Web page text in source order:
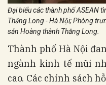
Đại biểu các thành phố ASEAN
Thăng Long - Hà Nội; Phòng
sản Hoàng thành Thăng Long.
Thành phố Hà Nội
ngành kinh tế mũi
cao. Các chính sách